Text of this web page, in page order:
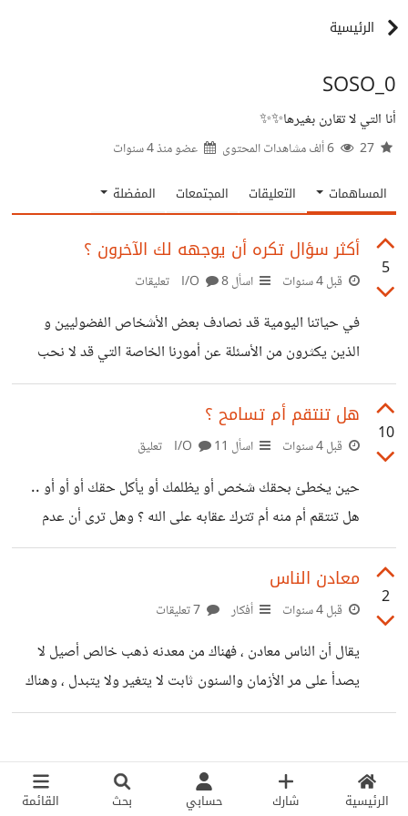
الرئيسية شارك حسابي بحث القائمة
الرئيسية
SOSO_0
أنا التي لا تقارن بغيرها✨✨
عضو منذ4 سنوات
المساهمات التعليقات المجتمعات المفضلة
5
أكثر سؤال تكره أن يوجهه لك الآخرون ؟
قبل 4 سنوات اسأل I/O8 تعليقات
في حياتنا اليومية قد نصادف بعض الأشخاص الفضوليين و
الذين يكثرون من الأسئلة عن أمورنا الخاصة التي قد لا نحب
الحديث عنها و نجد السؤال عنها أمر مزعج وانتهاك لخصوصياتنا ،
فتراه لا يتوانى عن سؤالك في أدق تفاصيل حياتك . - ماهو أكثر
هذا النوع من الأشخاص وهل تبدي لهم انزعاجك أم تجاملهم
وتسايرهم ؟ -
10
هل تنتقم أم تسامح ؟
قبل 4 سنوات اسأل I/O 11 تعليق
حين يخطئ بحقك شخص أو يظلمك أو يأكل حقك أو أو أو ..
هل تنتقم أم منه أم تترك عقابه على الله ؟ وهل ترى أن عدم
الإنتقام ضعف أم قوة ؟
2
معادن الناس
قبل 4 سنوات أفكار
يقال أن الناس معادن ، فهناك من معدنه ذهب خالص أصيل لا
يصدأ على مر الأزمان والسنون ثابت لا يتغير ولا يتبدل ، وهناك
من معدنه تقليد مايلبث أن يصدأ مع أول قطرة ماء تنساب بين
لكن سرعان ماتكتشف حقيقته مع أول موقف ، المواقف هي
الغربال الذي يمحص ويغربل هؤلاء المزيفين ومن يسقط يكون